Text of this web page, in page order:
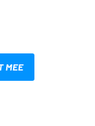
MEE